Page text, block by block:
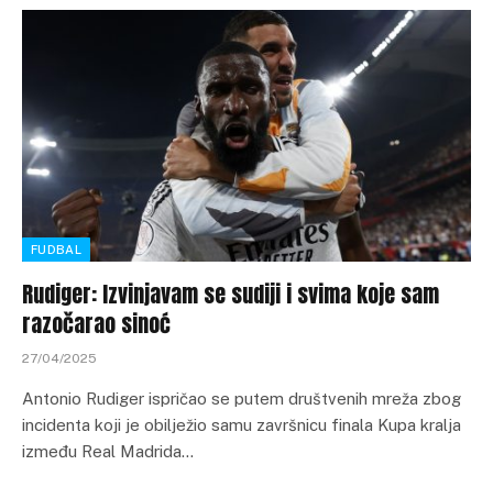
FUDBAL
Rudiger: Izvinjavam se sudiji i svima koje sam
razočarao sinoć
27/04/2025
Antonio Rudiger ispričao se putem društvenih mreža zbog
incidenta koji je obilježio samu završnicu finala Kupa kralja
između Real Madrida…